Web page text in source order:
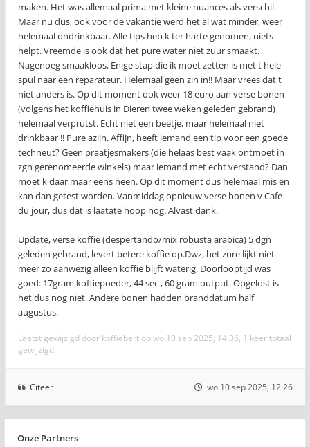
maken. Het was allemaal prima met kleine nuances als verschil.
Maar nu dus, ook voor de vakantie werd het al wat minder, weer
helemaal ondrinkbaar. Alle tips heb k ter harte genomen, niets
helpt. Vreemde is ook dat het pure water niet zuur smaakt.
Nagenoeg smaakloos. Enige stap die ik moet zetten is met t hele
spul naar een reparateur. Helemaal geen zin in!! Maar vrees dat t
niet anders is. Op dit moment ook weer 18 euro aan verse bonen
(volgens het koffiehuis in Dieren twee weken geleden gebrand)
helemaal verprutst. Echt niet een beetje, maar helemaal niet
drinkbaar !! Pure azijn. Affijn, heeft iemand een tip voor een goede
techneut? Geen praatjesmakers (die helaas best vaak ontmoet in
zgn gerenomeerde winkels) maar iemand met echt verstand? Dan
moet k daar maar eens heen. Op dit moment dus helemaal mis en
kan dan getest worden. Vanmiddag opnieuw verse bonen v Cafe
du jour, dus dat is laatate hoop nog. Alvast dank.
Update, verse koffie (despertando/mix robusta arabica) 5 dgn
geleden gebrand, levert betere koffie op.Dwz, het zure lijkt niet
meer zo aanwezig alleen koffie blijft waterig. Doorlooptijd was
goed: 17gram koffiepoeder, 44 sec , 60 gram output. Opgelost is
het dus nog niet. Andere bonen hadden branddatum half
augustus.
Laatst gewijzigd door koffiebert op wo 10 sep 2025, 14:36, 1 keer totaal
gewijzigd.
Citeer wo 10 sep 2025, 12:26
Onze Partners